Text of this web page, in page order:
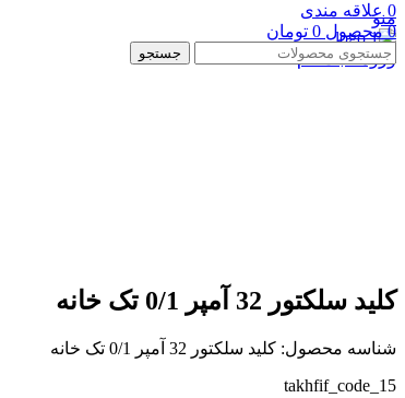
منو
ورود / ثبت نام
0 علاقه مندی
0 محصول 0 تومان
جستجو
کلید سلکتور 32 آمپر 0/1 تک خانه
شناسه محصول: کلید سلکتور 32 آمپر 0/1 تک خانه
takhfif_code_15